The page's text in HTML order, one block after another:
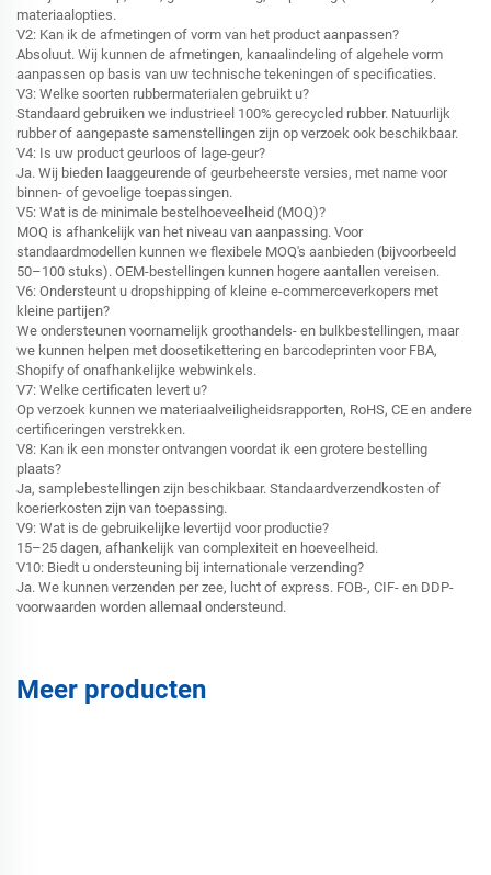
materiaalopties.
V2: Kan ik de afmetingen of vorm van het product aanpassen?
Absoluut. Wij kunnen de afmetingen, kanaalindeling of algehele vorm
aanpassen op basis van uw technische tekeningen of specificaties.
V3: Welke soorten rubbermaterialen gebruikt u?
Standaard gebruiken we industrieel 100% gerecycled rubber. Natuurlijk
rubber of aangepaste samenstellingen zijn op verzoek ook beschikbaar.
V4: Is uw product geurloos of lage-geur?
Ja. Wij bieden laaggeurende of geurbeheerste versies, met name voor
binnen- of gevoelige toepassingen.
V5: Wat is de minimale bestelhoeveelheid (MOQ)?
MOQ is afhankelijk van het niveau van aanpassing. Voor
standaardmodellen kunnen we flexibele MOQ's aanbieden (bijvoorbeeld
50–100 stuks). OEM-bestellingen kunnen hogere aantallen vereisen.
V6: Ondersteunt u dropshipping of kleine e-commerceverkopers met
kleine partijen?
We ondersteunen voornamelijk groothandels- en bulkbestellingen, maar
we kunnen helpen met doosetikettering en barcodeprinten voor FBA,
Shopify of onafhankelijke webwinkels.
V7: Welke certificaten levert u?
Op verzoek kunnen we materiaalveiligheidsrapporten, RoHS, CE en andere
certificeringen verstrekken.
V8: Kan ik een monster ontvangen voordat ik een grotere bestelling
plaats?
Ja, samplebestellingen zijn beschikbaar. Standaardverzendkosten of
koerierkosten zijn van toepassing.
V9: Wat is de gebruikelijke levertijd voor productie?
15–25 dagen, afhankelijk van complexiteit en hoeveelheid.
V10: Biedt u ondersteuning bij internationale verzending?
Ja. We kunnen verzenden per zee, lucht of express. FOB-, CIF- en DDP-
voorwaarden worden allemaal ondersteund.
Meer producten